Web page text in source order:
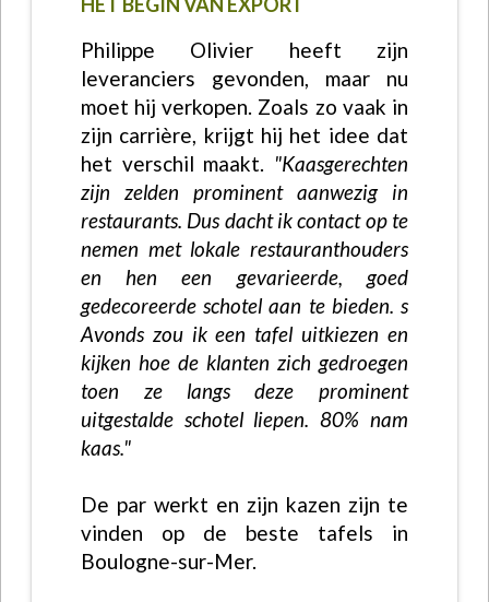
Philippe Olivier heeft zijn
leveranciers gevonden, maar nu
moet hij verkopen. Zoals zo vaak in
zijn carrière, krijgt hij het idee dat
het verschil maakt. "Kaasgerechten
zijn zelden prominent aanwezig in
restaurants. Dus dacht ik contact op te
nemen met lokale restauranthouders
en hen een gevarieerde, goed
gedecoreerde schotel aan te bieden. s
Avonds zou ik een tafel uitkiezen en
kijken hoe de klanten zich gedroegen
toen ze langs deze prominent
uitgestalde schotel liepen. 80% nam
kaas."
De par werkt en zijn kazen zijn te
vinden op de beste tafels in
Boulogne-sur-Mer.